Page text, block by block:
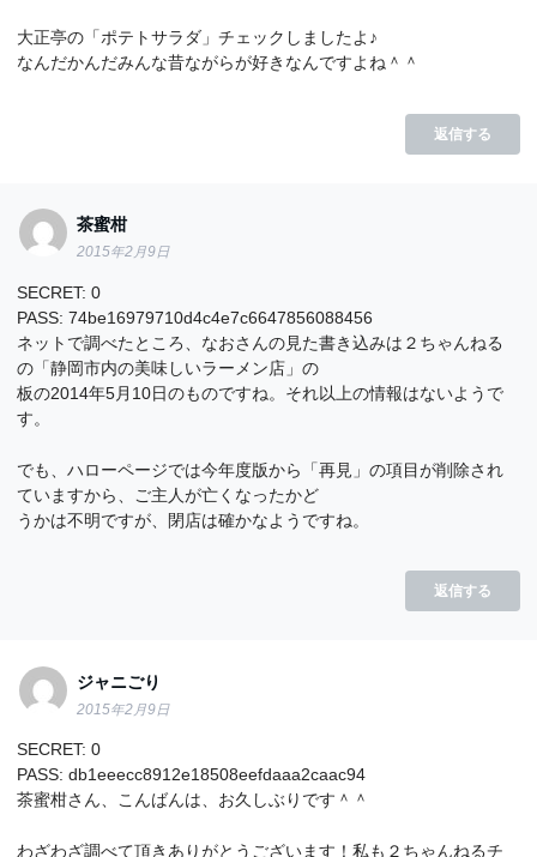
大正亭の「ポテトサラダ」チェックしましたよ♪
なんだかんだみんな昔ながらが好きなんですよね＾＾
返信する
茶蜜柑
2015年2月9日
SECRET: 0
PASS: 74be16979710d4c4e7c6647856088456
ネットで調べたところ、なおさんの見た書き込みは２ちゃんねる
の「静岡市内の美味しいラーメン店」の
板の2014年5月10日のものですね。それ以上の情報はないようで
す。
でも、ハローページでは今年度版から「再見」の項目が削除され
ていますから、ご主人が亡くなったかど
うかは不明ですが、閉店は確かなようですね。
返信する
ジャニごり
2015年2月9日
SECRET: 0
PASS: db1eeecc8912e18508eefdaaa2caac94
茶蜜柑さん、こんばんは、お久しぶりです＾＾
わざわざ調べて頂きありがとうございます！私も２ちゃんねるチ